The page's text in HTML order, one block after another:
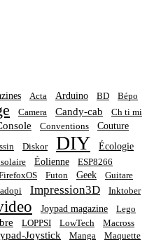
Acta Arduino BD
Bépo
Camera Candy-cab
Ch ti mi
Conventions Couture
Diskor DIY Écologie
Éolienne
ESP8266
Futon Geek
Guitare
Impression3D Inktober
Joypad magazine Lego
LOPPSI LowTech Macross
Joystick Manga Maquette